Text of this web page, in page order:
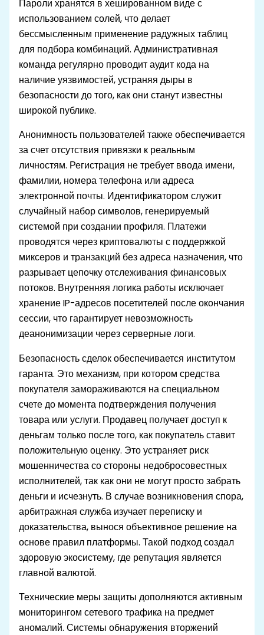
Пароли хранятся в хешированном виде с
использованием солей, что делает
бессмысленным применение радужных таблиц
для подбора комбинаций. Административная
команда регулярно проводит аудит кода на
наличие уязвимостей, устраняя дыры в
безопасности до того, как они станут известны
широкой публике.
Анонимность пользователей также обеспечивается
за счет отсутствия привязки к реальным
личностям. Регистрация не требует ввода имени,
фамилии, номера телефона или адреса
электронной почты. Идентификатором служит
случайный набор символов, генерируемый
системой при создании профиля. Платежи
проводятся через криптовалюты с поддержкой
миксеров и транзакций без адреса назначения, что
разрывает цепочку отслеживания финансовых
потоков. Внутренняя логика работы исключает
хранение IP-адресов посетителей после окончания
сессии, что гарантирует невозможность
деанонимизации через серверные логи.
Безопасность сделок обеспечивается институтом
гаранта. Это механизм, при котором средства
покупателя замораживаются на специальном
счете до момента подтверждения получения
товара или услуги. Продавец получает доступ к
деньгам только после того, как покупатель ставит
положительную оценку. Это устраняет риск
мошенничества со стороны недобросовестных
исполнителей, так как они не могут просто забрать
деньги и исчезнуть. В случае возникновения спора,
арбитражная служба изучает переписку и
доказательства, вынося объективное решение на
основе правил платформы. Такой подход создал
здоровую экосистему, где репутация является
главной валютой.
Технические меры защиты дополняются активным
мониторингом сетевого трафика на предмет
аномалий. Системы обнаружения вторжений